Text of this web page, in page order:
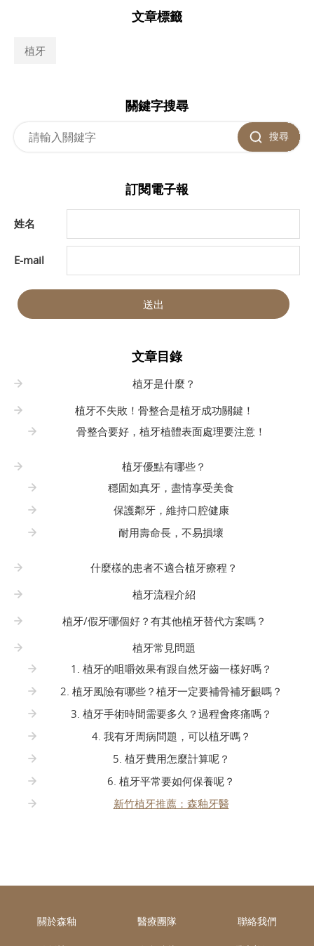
文章標籤
植牙
關鍵字搜尋
搜尋
訂閱電子報
姓名
E-mail
送出
文章目錄
植牙是什麼？
植牙不失敗！骨整合是植牙成功關鍵！
骨整合要好，植牙植體表面處理要注意！
植牙優點有哪些？
穩固如真牙，盡情享受美食
保護鄰牙，維持口腔健康
耐用壽命長，不易損壞
什麼樣的患者不適合植牙療程？
植牙流程介紹
植牙/假牙哪個好？有其他植牙替代方案嗎？
植牙常見問題
1. 植牙的咀嚼效果有跟自然牙齒一樣好嗎？
2. 植牙風險有哪些？植牙一定要補骨補牙齦嗎？
3. 植牙手術時間需要多久？過程會疼痛嗎？
4. 我有牙周病問題，可以植牙嗎？
5. 植牙費用怎麼計算呢？
6. 植牙平常要如何保養呢？
新竹植牙推薦：森釉牙醫
關於森釉 醫療團隊 聯絡我們